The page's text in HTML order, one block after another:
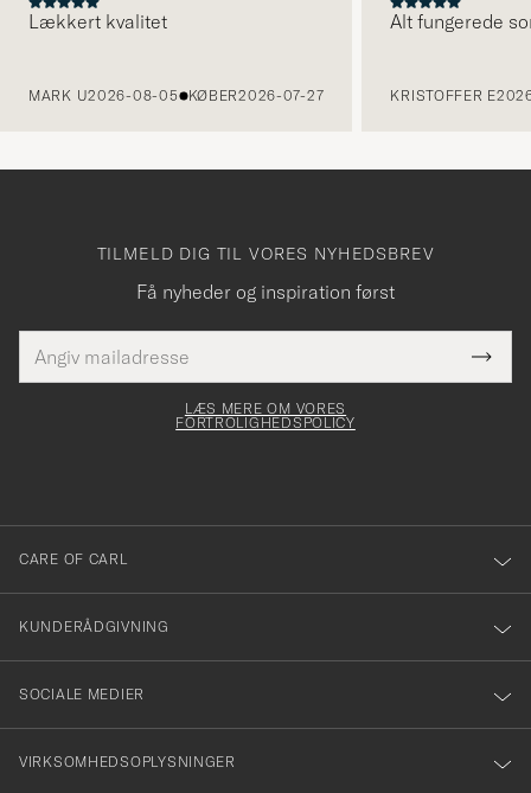
Lækkert kvalitet
MARK U2026-08-05 KØBER2026-07-27
Alt fungerede
KRISTOFFER E
TILMELD DIG TIL VORES NYHEDSBREV
Få nyheder og inspiration først
mailadresse
skal
Tack
för
dig
till
vårt
nyhetsbrev!
LÆS MERE OM VORES
FORTROLIGHEDSPOLICY
CARE OF CARL
KUNDERÅDGIVNING
SOCIALE MEDIER
VIRKSOMHEDSOPLYSNINGER